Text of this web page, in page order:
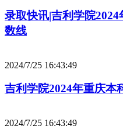
录取快讯|吉利学院
数线
2024/7/25 16:43:49
吉利学院2024年重庆本
2024/7/25 16:43:49